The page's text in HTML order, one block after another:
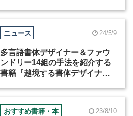
ニュース 24/5/9
多言語書体デザイナー＆ファウ
ンドリー14組の手法を紹介する
書籍『越境する書体デザイナー
おすすめ書籍・本 23/8/10